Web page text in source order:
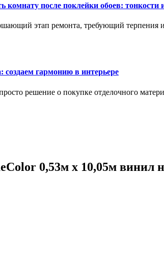
комнату после поклейки обоев: тонкости
этап ремонта, требующий терпения
гармонию в интерьере
решение о покупке отделочного
0,53м x 10,05м винил